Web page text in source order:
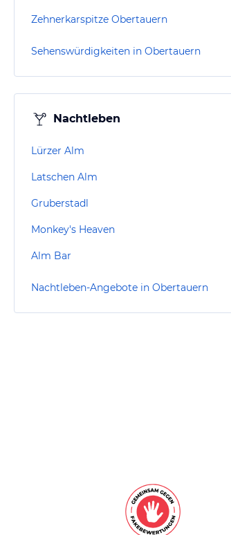
Zehnerkarspitze Obertauern
Sehenswürdigkeiten in Obertauern
Nachtleben
Lürzer Alm
Latschen Alm
Gruberstadl
Monkey's Heaven
Alm Bar
Nachtleben-Angebote in Obertauern